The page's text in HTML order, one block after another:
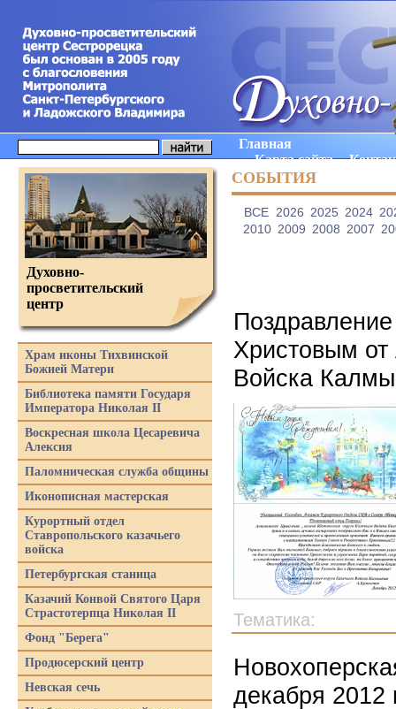
Главная
Карта сайта
СОБЫТИЯ
ВCE 2026 2025 2024
2010 2009 2008 2007
Христовым от
Войска
Тематика:
декабря
Духовно-
просветительский
центр
Храм иконы Тихвинской
Божией Матери
Библиотека памяти Государя
Императора Николая II
Воскресная школа Цесаревича
Алексия
Паломническая служба общины
Иконописная мастерская
Курортный отдел
Ставропольского казачьего
войска
Петербургская станица
Казачий Конвой Святого Царя
Страстотерпца Николая II
Фонд "Берега"
Продюсерский центр
Невская сечь